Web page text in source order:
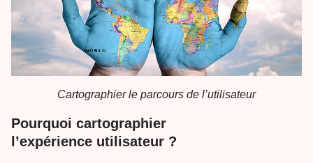
Cartographier le parcours de l’utilisateur
Pourquoi cartographier
l’expérience utilisateur ?